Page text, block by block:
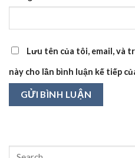
Lưu tên của tôi, email, và
này cho lần bình luận kế tiếp